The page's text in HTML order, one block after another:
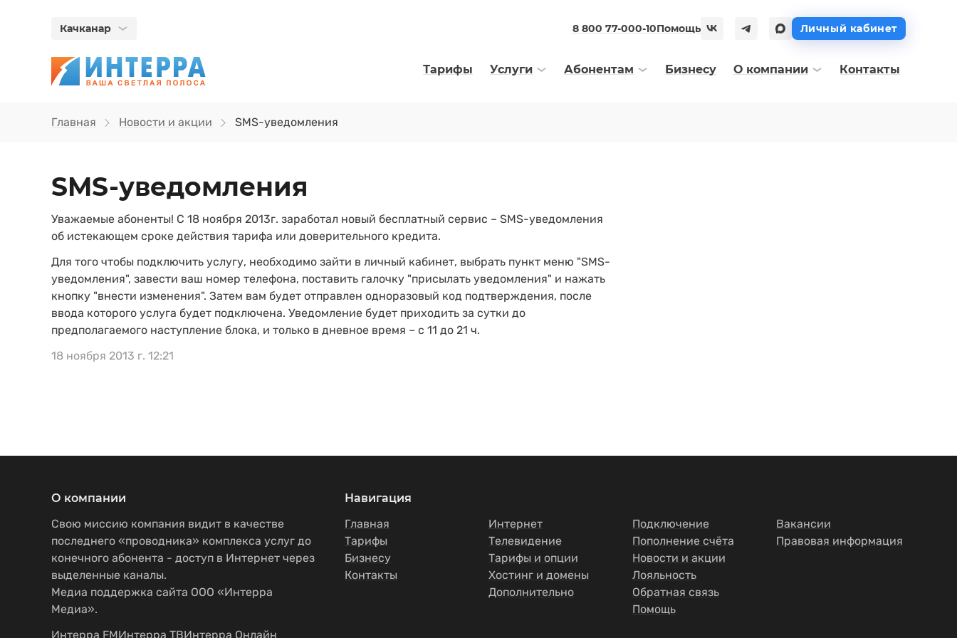
Качканар 8 800 77-000-10Помощь Личный кабинет
Тарифы Услуги Абонентам Бизнесу О компании Контакты
Главная Новости и акции SMS-уведомления
SMS-уведомления
Уважаемые абоненты! С 18 ноября 2013г. заработал новый бесплатный сервис – SMS-уведомления
об истекающем сроке действия тарифа или доверительного кредита.
Для того чтобы подключить услугу, необходимо зайти в личный кабинет, выбрать пункт меню "SMS-
уведомления", завести ваш номер телефона, поставить галочку "присылать уведомления" и нажать
кнопку "внести изменения". Затем вам будет отправлен одноразовый код подтверждения, после
ввода которого услуга будет подключена. Уведомление будет приходить за сутки до
предполагаемого наступление блока, и только в дневное время – с 11 до 21 ч.
18 ноября 2013 г. 12:21
О компании
Свою миссию компания видит в качестве
последнего «проводника» комплекса услуг до
конечного абонента - доступ в Интернет через
выделенные каналы.
Медиа поддержка сайта ООО «Интерра
Медиа».
Интерра FMИнтерра ТВИнтерра Онлайн
Навигация
Главная
Тарифы
Бизнесу
Контакты
Интернет
Телевидение
Тарифы и опции
Хостинг и домены
Дополнительно
Подключение
Пополнение счёта
Новости и акции
Лояльность
Обратная связь
Помощь
Вакансии
Правовая информация